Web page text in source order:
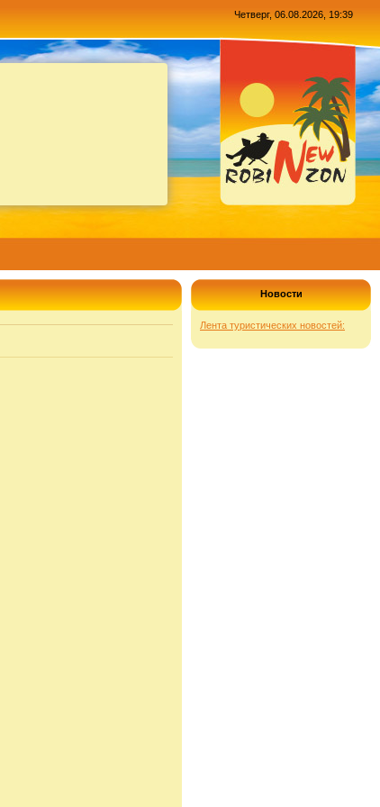
Четверг, 06.08.2026, 19:39
Новости
Лента туристических новостей: